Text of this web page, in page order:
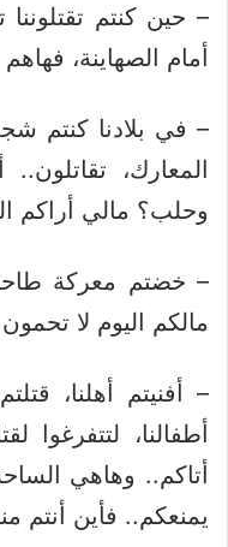
– حين كنتم
أمام الصهاينة،
– في بلادنا كنتم
المعارك،
وحلب؟ مالي أراكم
– خضتم معركة
مالكم اليوم لا
– أفنيتم أهلنا،
أطفالنا، لتتفرغوا
أتاكم.. وهاهي
يمنعكم.. فأين أنتم